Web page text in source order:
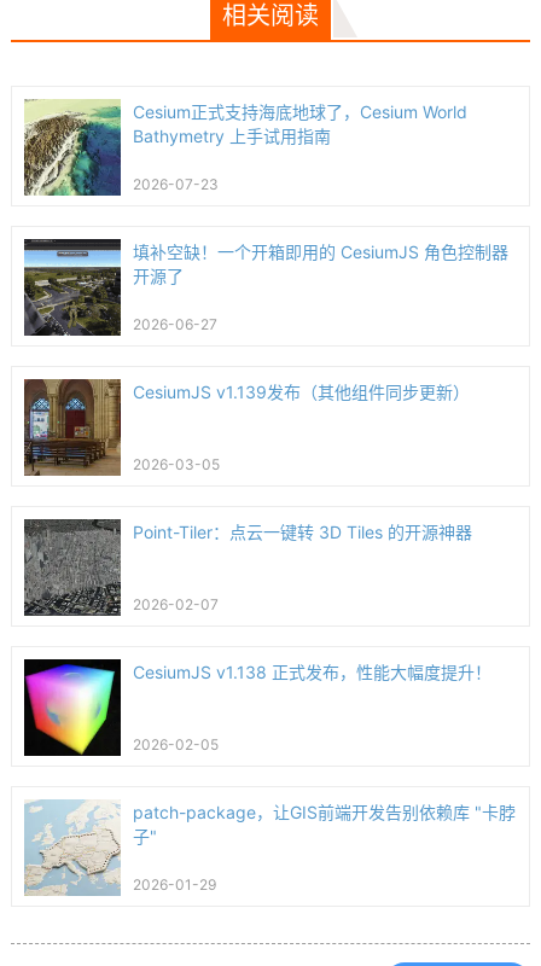
相关阅读
Cesium正式支持海底地球了，Cesium World
Bathymetry 上手试用指南
2026-07-23
填补空缺！一个开箱即用的 CesiumJS 角色控制器
开源了
2026-06-27
CesiumJS v1.139发布（其他组件同步更新）
2026-03-05
Point-Tiler：点云一键转 3D Tiles 的开源神器
2026-02-07
CesiumJS v1.138 正式发布，性能大幅度提升！
2026-02-05
patch-package，让GIS前端开发告别依赖库 "卡脖
子"
2026-01-29